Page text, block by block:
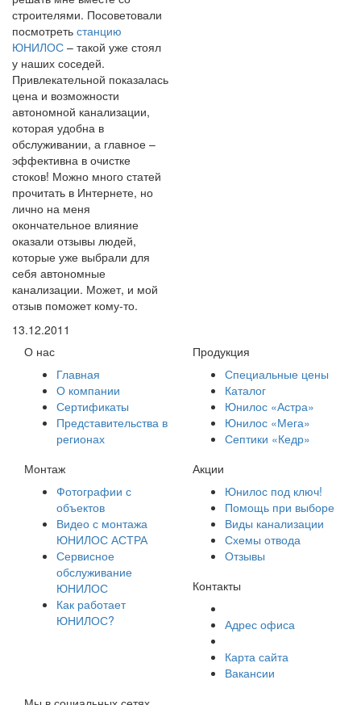
строителями. Посоветовали
посмотреть станцию
ЮНИЛОС – такой уже стоял
у наших соседей.
Привлекательной показалась
цена и возможности
автономной канализации,
которая удобна в
обслуживании, а главное –
эффективна в очистке
стоков! Можно много статей
прочитать в Интернете, но
лично на меня
окончательное влияние
оказали отзывы людей,
которые уже выбрали для
себя автономные
канализации. Может, и мой
отзыв поможет кому-то.
13.12.2011
О нас
Главная
О компании
Сертификаты
Представительства в
регионах
Продукция
Специальные цены
Каталог
Юнилос «Астра»
Юнилос «Мега»
Септики «Кедр»
Монтаж
Фотографии с
объектов
Видео с монтажа
ЮНИЛОС АСТРА
Сервисное
обслуживание
ЮНИЛОС
Как работает
ЮНИЛОС?
Акции
Юнилос под ключ!
Помощь при выборе
Виды канализации
Схемы отвода
Отзывы
Контакты
Адрес офиса
Карта сайта
Вакансии